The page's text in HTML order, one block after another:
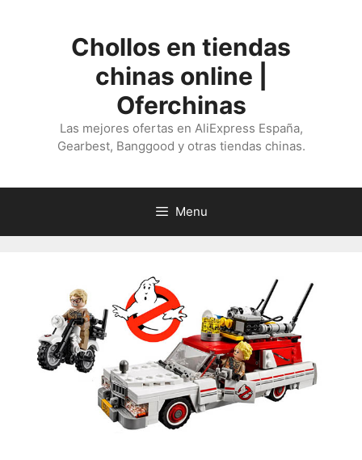
Chollos en tiendas
chinas online |
Oferchinas
Las mejores ofertas en AliExpress España,
Gearbest, Banggood y otras tiendas chinas.
Menu